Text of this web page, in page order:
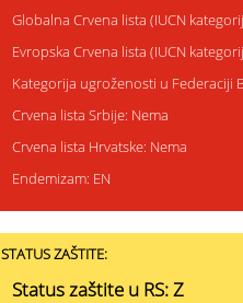
Globalna Crvena lista (IUCN
Evropska Crvena lista (IUCN
Kategorija ugroženosti u Federaciji
Crvena lista Srbije: Nema
Crvena lista Hrvatske: Nema
Endemizam: EN
STATUS ZAŠTITE:
Status zaštite u RS: Z